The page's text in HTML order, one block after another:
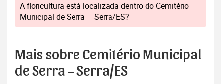
A floricultura está localizada dentro do Cemitério
Municipal de Serra – Serra/ES?
Mais sobre Cemitério Municipal
de Serra – Serra/ES